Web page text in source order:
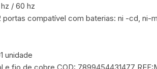
/ 60 hz
portas compatível com baterias: ni -cd, ni-
unidade